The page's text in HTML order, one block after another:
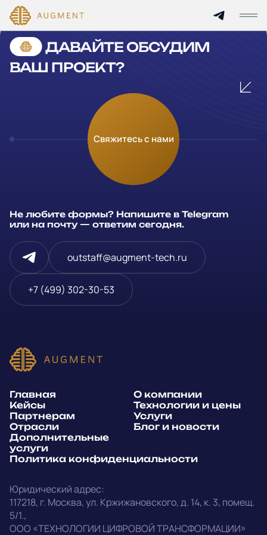
Написать в Telegram
outstaff@augment-tech.ru
Главная
Технологии и цены
Услуги
Отрасли
Блог и новости
Политика
конфиденциальности
Cannot find 'services' template with page 'detail'
ДАВАЙТЕ ОБСУДИМ
ВАШ ПРОЕКТ?
Свяжитесь с нами
Не любите формы? Напишите в Telegram
или на почту — ответим сегодня.
outstaff@augment-tech.ru
+7 (499) 302-30-53
Юридический адрес:
117218, г. Москва,ул. Кржижановского, д. 14, к. 3, помещ.
5/1.,
ООО «ТЕХНОЛОГИИ ЦИФРОВОЙ ТРАНСФОРМАЦИИ»
Главная
О компании
Кейсы
Технологии и цены
Партнерам
Услуги
Отрасли
Блог и новости
Дополнительные
услуги
Политика конфиденциальности
Оставьте заявку
Заполните и отправьте данные и мы свяжемся с вами в
течение рабочего дня
Компания
Телефон*
E-mail
Telegram
WhatsApp
E-mail
Позвонить
Напишите, какие специалисты, в каком количестве и как
срочно нужны на ваш проект
Прикрепить файл